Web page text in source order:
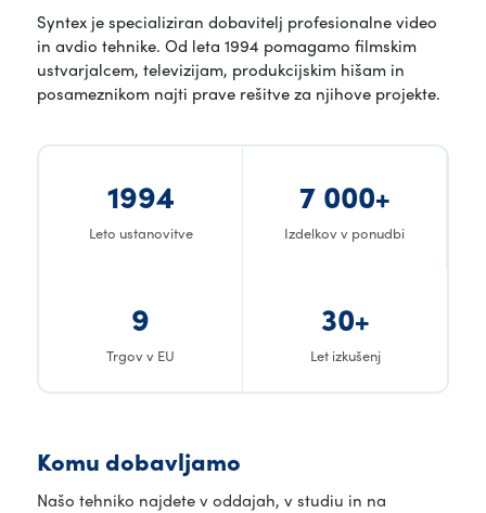
Syntex je specializiran dobavitelj profesionalne video
in avdio tehnike. Od leta 1994 pomagamo filmskim
ustvarjalcem, televizijam, produkcijskim hišam in
posameznikom najti prave rešitve za njihove projekte.
1994
Leto ustanovitve
7 000+
Izdelkov v ponudbi
9
Trgov v EU
30+
Let izkušenj
Komu dobavljamo
Našo tehniko najdete v oddajah, v studiu in na